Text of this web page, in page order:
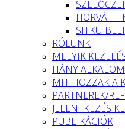
HORVÁTH
SITKU-
RÓLUNK
MELYIK
HÁNY
MIT HOZZAK A
PARTNEREK/
JELENTKEZÉS
PUBLIKÁCIÓK